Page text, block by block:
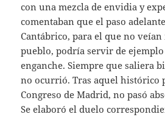
con una mezcla de envidia y
comentaban que el paso
Cantábrico, para el que no veían
pueblo, podría servir de
enganche. Siempre que saliera
no ocurrió. Tras aquel histórico
Congreso de Madrid, no pasó
Se elaboró el duelo